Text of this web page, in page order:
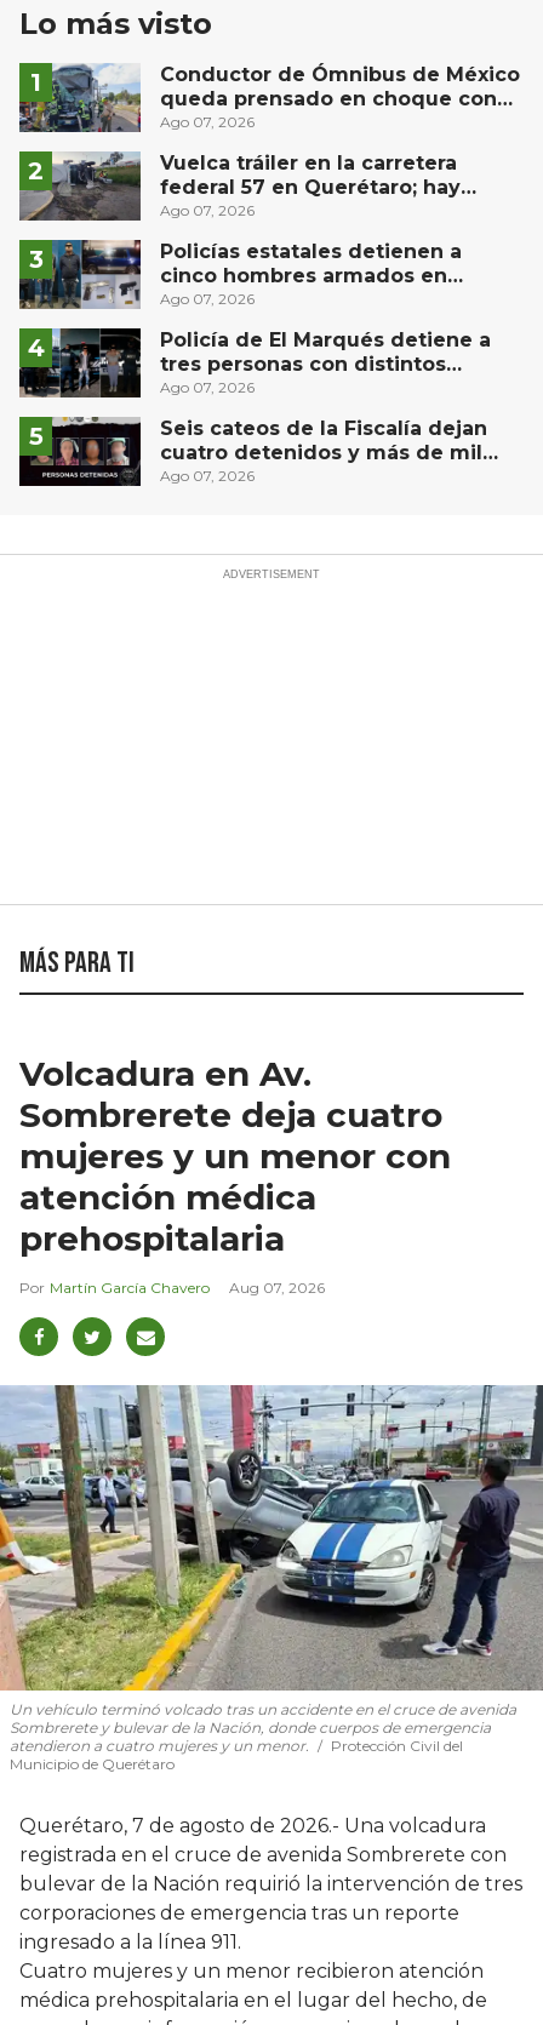
Lo más visto
Conductor de Ómnibus de México
queda prensado en choque con
materialista en San Juan del Río
Ago 07, 2026
Vuelca tráiler en la carretera
federal 57 en Querétaro; hay
derrame de combustible
Ago 07, 2026
Policías estatales detienen a
cinco hombres armados en
Puebla capital
Ago 07, 2026
Policía de El Marqués detiene a
tres personas con distintos
narcóticos
Ago 07, 2026
Seis cateos de la Fiscalía dejan
cuatro detenidos y más de mil
dosis aseguradas en Querétaro
Ago 07, 2026
Más para ti
Volcadura en Av.
Sombrerete deja cuatro
mujeres y un menor con
atención médica
prehospitalaria
Martín García Chavero Aug 07, 2026
Un vehículo terminó volcado tras un accidente en el cruce de avenida
Sombrerete y bulevar de la Nación, donde cuerpos de emergencia
atendieron a cuatro mujeres y un menor.
Protección Civil del
Municipio de Querétaro
Querétaro, 7 de agosto de 2026.- Una volcadura
registrada en el cruce de avenida Sombrerete con
bulevar de la Nación requirió la intervención de tres
corporaciones de emergencia tras un reporte
ingresado a la línea 911.
Cuatro mujeres y un menor recibieron atención
médica prehospitalaria en el lugar del hecho, de